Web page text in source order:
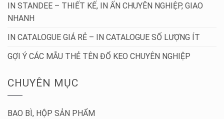
IN STANDEE – THIẾT KẾ, IN ẤN CHUYÊN NGHIỆP, GIAO
NHANH
IN CATALOGUE GIÁ RẺ – IN CATALOGUE SỐ LƯỢNG ÍT
GỢI Ý CÁC MẪU THẺ TÊN ĐỔ KEO CHUYÊN NGHIỆP
CHUYÊN MỤC
BAO BÌ, HỘP SẢN PHẨM